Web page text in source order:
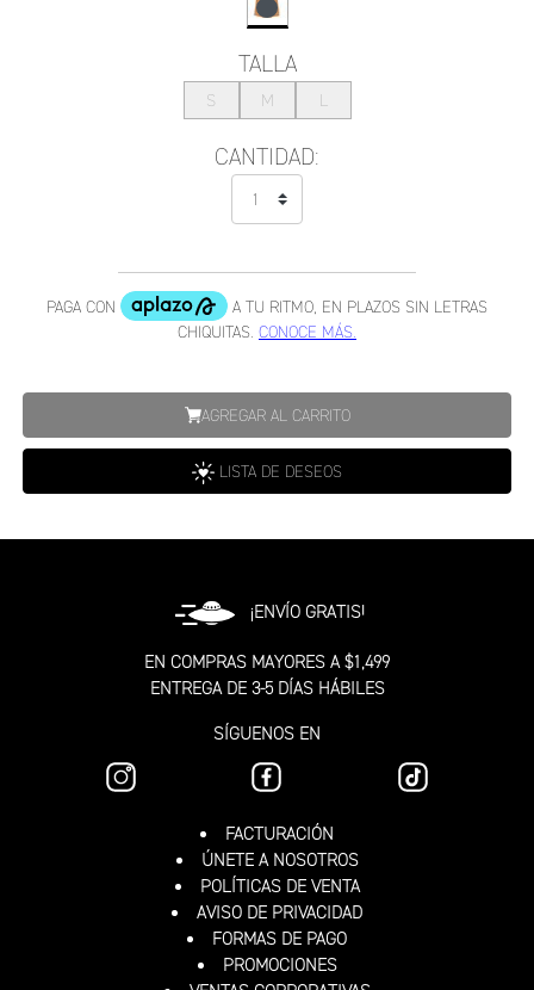
TALLA
S M L
CANTIDAD:
AGREGAR AL CARRITO
LISTA DE DESEOS
¡ENVÍO GRATIS!
EN COMPRAS MAYORES A $1,499
ENTREGA DE 3-5 DÍAS HÁBILES
SÍGUENOS EN
FACTURACIÓN
ÚNETE A NOSOTROS
POLÍTICAS DE VENTA
AVISO DE PRIVACIDAD
FORMAS DE PAGO
PROMOCIONES